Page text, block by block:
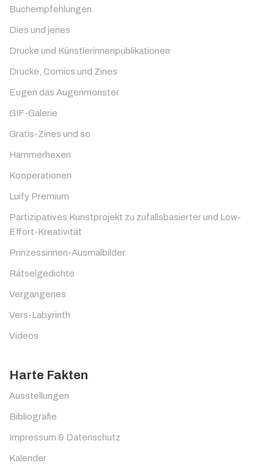
Buchempfehlungen
Dies und jenes
Drucke und Künstlerinnenpublikationen
Drucke, Comics und Zines
Eugen das Augenmonster
GIF-Galerie
Gratis-Zines und so
Hammerhexen
Kooperationen
Luify Premium
Partizipatives Kunstprojekt zu zufallsbasierter und Low-
Effort-Kreativität
Prinzessinnen-Ausmalbilder
Rätselgedichte
Vergangenes
Vers-Labyrinth
Videos
Harte Fakten
Ausstellungen
Bibliografie
Impressum & Datenschutz
Kalender